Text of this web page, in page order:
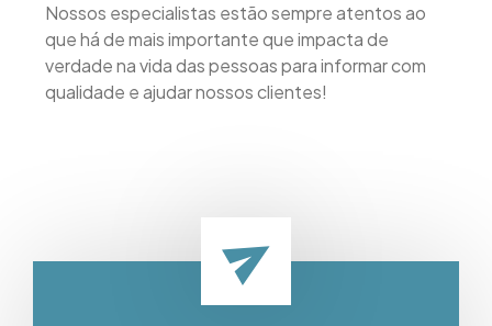
Nossos especialistas estão sempre atentos ao
que há de mais importante que impacta de
verdade na vida das pessoas para informar com
qualidade e ajudar nossos clientes!